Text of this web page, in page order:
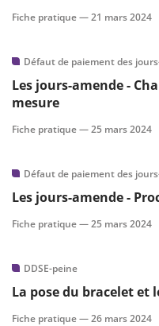
Fiche pratique —21 mars 2024
Défaut de paiement des
Les jours-amende -
mesure
Fiche pratique —25 mars 2024
Défaut de paiement des
Les jours-amende -
Fiche pratique —25 mars 2024
DDSE-peine
La pose du bracelet et
Fiche pratique —26 mars 2024